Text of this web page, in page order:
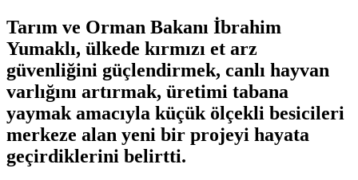
Tarım ve Orman Bakanı İbrahim
Yumaklı, ülkede kırmızı et arz
güvenliğini güçlendirmek, canlı hayvan
varlığını artırmak, üretimi tabana
yaymak amacıyla küçük ölçekli besicileri
merkeze alan yeni bir projeyi hayata
geçirdiklerini belirtti.